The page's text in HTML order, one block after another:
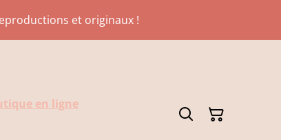
et originaux !
en ligne